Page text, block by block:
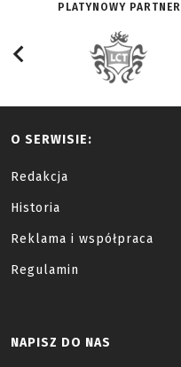
PLATYNOWY PARTNER
O SERWISIE:
Redakcja
Historia
Reklama i współpraca
Regulamin
NAPISZ DO NAS